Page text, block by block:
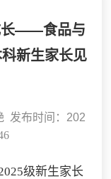
长——食品与
新生家长见
发布时间：202
级新生家长